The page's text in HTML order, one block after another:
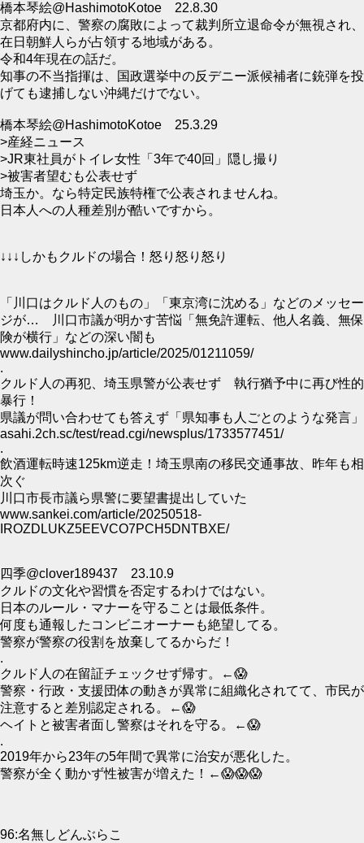
橋本琴絵@HashimotoKotoe 22.8.30
京都府内に、警察の腐敗によって裁判所立退命令が無視され、
在日朝鮮人らが占領する地域がある。
令和4年現在の話だ。
知事の不当指揮は、国政選挙中の反デニー派候補者に銃弾を投
げても逮捕しない沖縄だけでない。
橋本琴絵@HashimotoKotoe 25.3.29
>産経ニュース
>JR東社員がトイレ女性「3年で40回」隠し撮り
>被害者望むも公表せず
埼玉か。なら特定民族特権で公表されませんね。
日本人への人種差別が酷いですから。
↓↓↓しかもクルドの場合！怒り怒り怒り
「川口はクルド人のもの」「東京湾に沈める」などのメッセー
ジが… 川口市議が明かす苦悩「無免許運転、他人名義、無保
険が横行」などの深い闇も
www.dailyshincho.jp/article/2025/01211059/
.
クルド人の再犯、埼玉県警が公表せず 執行猶予中に再び性的
暴行！
県議が問い合わせても答えず「県知事も人ごとのような発言」
asahi.2ch.sc/test/read.cgi/newsplus/1733577451/
.
飲酒運転時速125km逆走！埼玉県南の移民交通事故、昨年も相
次ぐ
川口市長市議ら県警に要望書提出していた
www.sankei.com/article/20250518-
IROZDLUKZ5EEVCO7PCH5DNTBXE/
四季@clover189437 23.10.9
クルドの文化や習慣を否定するわけではない。
日本のルール・マナーを守ることは最低条件。
何度も通報したコンビニオーナーも絶望してる。
警察が警察の役割を放棄してるからだ！
.
クルド人の在留証チェックせず帰す。←😱
警察・行政・支援団体の動きが異常に組織化されてて、市民が
注意すると差別認定される。←😱
ヘイトと被害者面し警察はそれを守る。←😱
.
2019年から23年の5年間で異常に治安が悪化した。
警察が全く動かず性被害が増えた！←😱😱😱
96:名無しどんぶらこ